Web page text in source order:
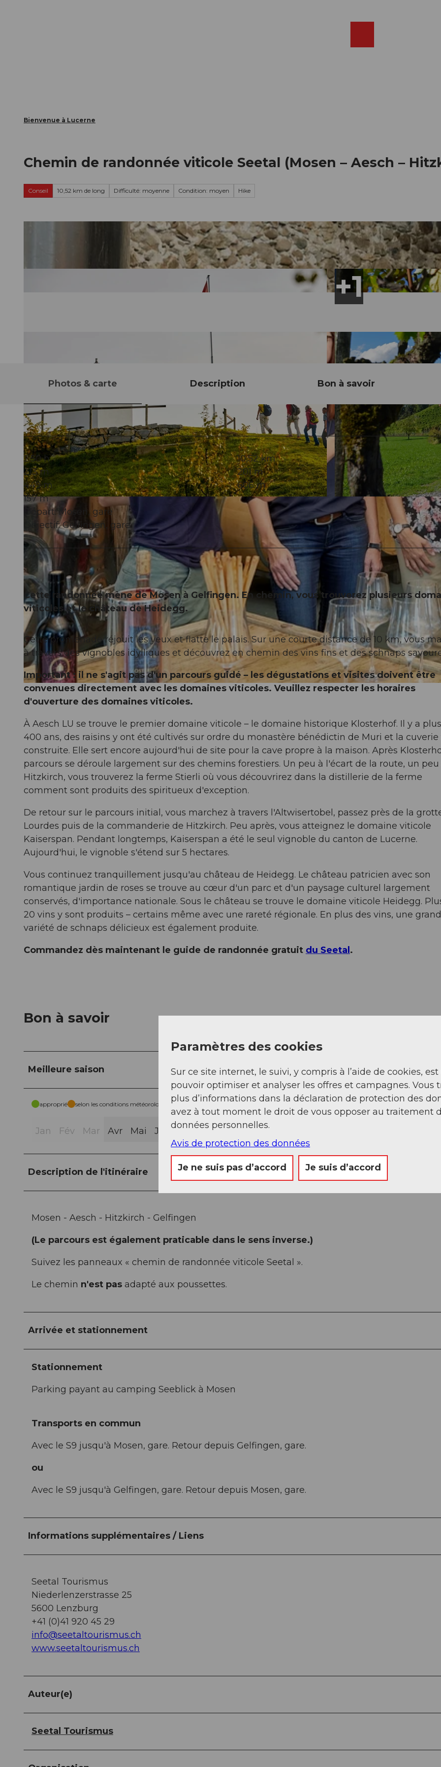
Bienvenue à Lucerne
Chemin de randonnée viticole Seetal (Mosen – Aesch –
Conseil 10,52 km de long Difficulté: moyenne Condition: moyen Hike
© Seetal Tourismus, Seetal Tourismus
© Seetal Tourismus, Seetal Tourismus © Seetal Tourismus, Foto: Christian Perret
Photos & carte Description Bon à savoir
2:50 h
10,52 km
213 m
201 m
449 m
606 m
157 m
Départ: Mosen, gare
Objectif: Gelfingen, gare
Cette randonnée mène de Mosen à Gelfingen. En chemin, vous trouverez plusieurs
viticoles et le château de Heidegg.
Cette promenade réjouit les yeux et flatte le palais. Sur une courte distance de 10 km, vous
à travers des vignobles idylliques et découvrez en chemin des vins fins et des schnaps
Important : il ne s'agit pas d'un parcours guidé – les dégustations et visites doivent être
convenues directement avec les domaines viticoles. Veuillez respecter les horaires
d'ouverture des domaines viticoles.
À Aesch LU se trouve le premier domaine viticole – le domaine historique Klosterhof. Il y a
400 ans, des raisins y ont été cultivés sur ordre du monastère bénédictin de Muri et la
construite. Elle sert encore aujourd'hui de site pour la cave propre à la maison. Après
parcours se déroule largement sur des chemins forestiers. Un peu à l'écart de la route, un
Hitzkirch, vous trouverez la ferme Stierli où vous découvrirez dans la distillerie de la ferme
comment sont produits des spiritueux d'exception.
De retour sur le parcours initial, vous marchez à travers l'Altwisertobel, passez près de la
Lourdes puis de la commanderie de Hitzkirch. Peu après, vous atteignez le domaine viticole
Kaiserspan. Pendant longtemps, Kaiserspan a été le seul vignoble du canton de Lucerne.
Aujourd'hui, le vignoble s'étend sur 5 hectares.
Vous continuez tranquillement jusqu'au château de Heidegg. Le château patricien avec son
romantique jardin de roses se trouve au cœur d'un parc et d'un paysage culturel largement
conservés, d'importance nationale. Sous le château se trouve le domaine viticole Heidegg.
20 vins y sont produits – certains même avec une rareté régionale. En plus des vins, une
variété de schnaps délicieux est également produite.
Commandez dès maintenant le guide de randonnée gratuit du Seetal .
Bon à savoir
Meilleure saison
approprié selon les conditions météorologiques
Jan Fév Mar Avr Mai Jui Jui Aoû Sep Oct
Description de l'itinéraire
Mosen - Aesch - Hitzkirch - Gelfingen
(Le parcours est également praticable dans le sens inverse.)
Suivez les panneaux « chemin de randonnée viticole Seetal ».
Le chemin n'est pas adapté aux poussettes.
Arrivée et stationnement
Stationnement
Parking payant au camping Seeblick à Mosen
Transports en commun
Avec le S9 jusqu'à Mosen, gare. Retour depuis Gelfingen, gare.
ou
Avec le S9 jusqu'à Gelfingen, gare. Retour depuis Mosen, gare.
Informations supplémentaires / Liens
Seetal Tourismus
Niederlenzerstrasse 25
5600 Lenzburg
+41 (0)41 920 45 29
info@seetaltourismus.ch
www.seetaltourismus.ch
Auteur(e)
Seetal Tourismus
Paramètres des cookies
Sur ce site internet, le suivi, y compris à l’aide de cookies,
pouvoir optimiser et analyser les offres et campagnes. Vous
plus d’informations dans la déclaration de protection des
avez à tout moment le droit de vous opposer au traitement
données personnelles.
Avis de protection des données
Je ne suis pas d’accord Je suis d’accord